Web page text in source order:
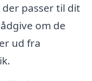
passer til dit
om de
ud fra